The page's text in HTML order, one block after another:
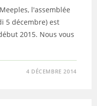
l'assemblée
5 décembre) est
2015. Nous vous
4 DÉCEMBRE 2014